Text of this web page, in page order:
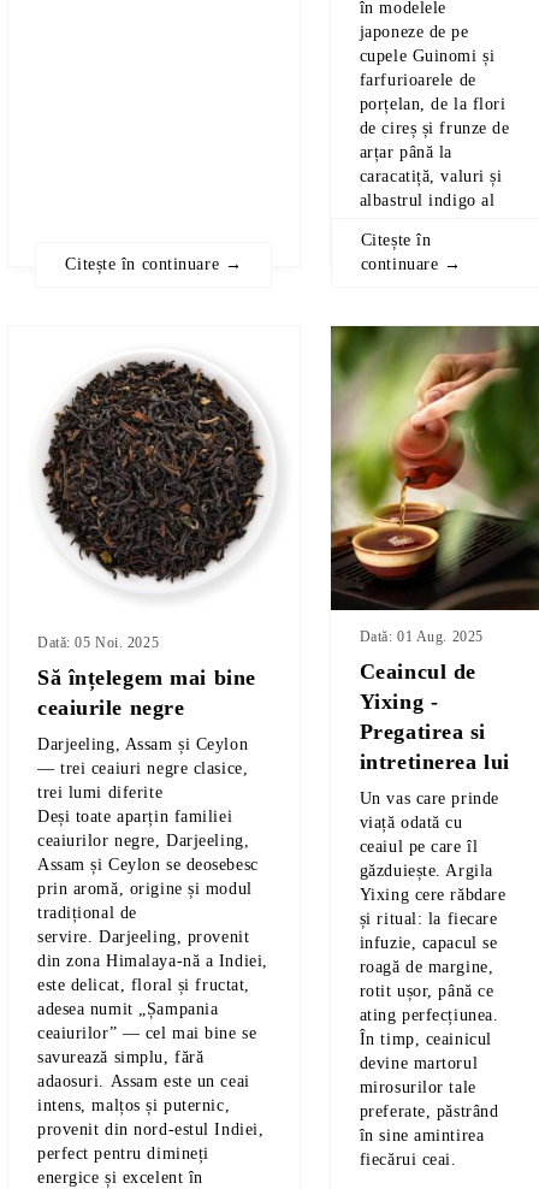
Citește în continuare →
în modelele
japoneze de pe
cupele Guinomiși
farfurioarele de
porțelan, de la flori
de cireș șifrunze de
arțar până la
caracatiță ,valuriși
albastrul indigoal
Citește în
continuare →
Să înțelegem mai bine
ceaiurile negre
Dată: 05 Noi. 2025
Darjeeling, Assam și Ceylon
— trei ceaiuri negre clasice,
trei lumi diferite
Deși toate aparțin familiei
ceaiurilor negre,Darjeeling,
Assam șiCeylon se deosebesc
prin aromă, origine și modul
tradițional de
servire.Darjeeling, provenit
din zona Himalaya-nă a Indiei,
este delicat, floral și fructat,
adesea numit „Șampania
ceaiurilor” — cel mai bine se
savurează simplu, fără
adaosuri. Assam este un ceai
intens, malțos și puternic,
provenit din nord-estulIndiei,
perfect pentru dimineți
energice și excelent în
Ceaincul de
Yixing -
Pregatirea si
intretinerea lui
Dată: 01 Aug. 2025
Un vas care prinde
viață odată cu
ceaiul pe care îl
găzduiește. Argila
Yixing cere răbdare
și ritual: la fiecare
infuzie, capacul se
roagă de margine,
rotit ușor, până ce
ating perfecțiunea.
În timp, ceainicul
devine martorul
mirosurilor tale
preferate, păstrând
în sine amintirea
fiecărui ceai.